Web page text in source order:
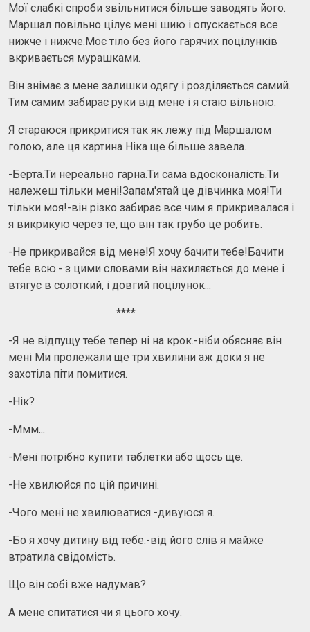
Мої слабкі спроби звільнитися більше заводять його.
Маршал повільно цілує мені шию і опускається все
нижче і нижче.Моє тіло без його гарячих поцілунків
вкривається мурашками.
Він знімає з мене залишки одягу і розділяється самий.
Тим самим забирає руки від мене і я стаю вільною.
Я стараюся прикритися так як лежу під Маршалом
голою, але ця картина Ніка ще більше завела.
-Берта.Ти нереально гарна.Ти сама вдосконалість.Ти
належеш тільки мені!Запам'ятай це дівчинка моя!Ти
тільки моя!-він різко забирає все чим я прикривалася і
я викрикую через те, що він так грубо це робить.
-Не прикривайся від мене!Я хочу бачити тебе!Бачити
тебе всю.- з цими словами він нахиляється до мене і
втягує в солоткий, і довгий поцілунок...
****
-Я не відпущу тебе тепер ні на крок.-ніби обясняє він
мені Ми пролежали ще три хвилини аж доки я не
захотіла піти помитися.
-Нік?
-Ммм...
-Мені потрібно купити таблетки або щось ще.
-Не хвилюйся по цій причині.
-Чого мені не хвилюватися -дивуюся я.
-Бо я хочу дитину від тебе.-від його слів я майже
втратила свідомість.
Що він собі вже надумав?
А мене спитатися чи я цього хочу.